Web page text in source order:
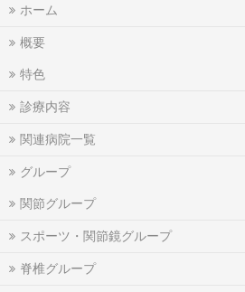
ホーム
概要
特色
診療内容
関連病院一覧
グループ
関節グループ
スポーツ・関節鏡グループ
脊椎グループ